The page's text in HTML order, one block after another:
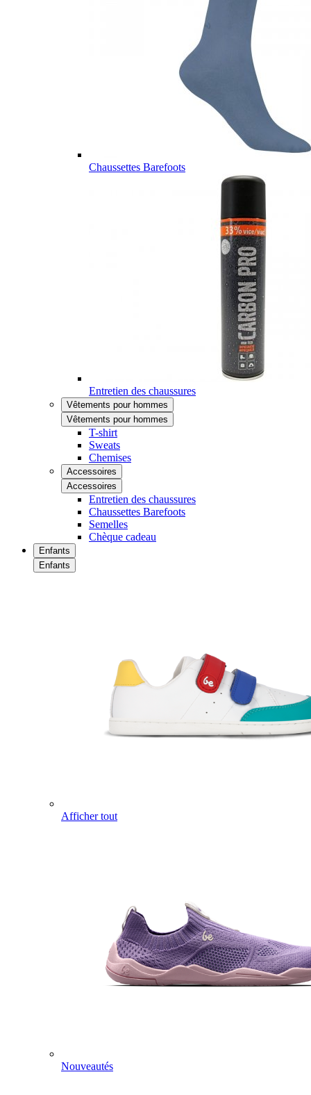
Chaussettes Barefoots
Entretien des chaussures
Vêtements pour hommes
Vêtements pour hommes
T-shirt
Sweats
Chemises
Accessoires
Accessoires
Entretien des chaussures
Chaussettes Barefoots
Semelles
Chèque cadeau
Enfants
Enfants
Afficher tout
Nouveautés